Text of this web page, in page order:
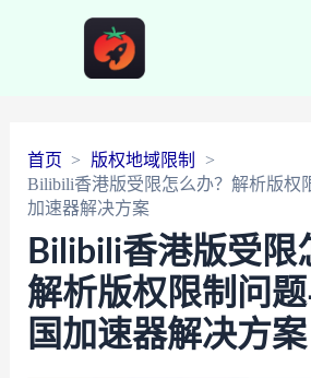
首页
版权地域限制
Bilibili香港版受限怎么办？解析版权
加速器解决方案
Bilibili香港版受限
解析版权限制问
国加速器解决方案